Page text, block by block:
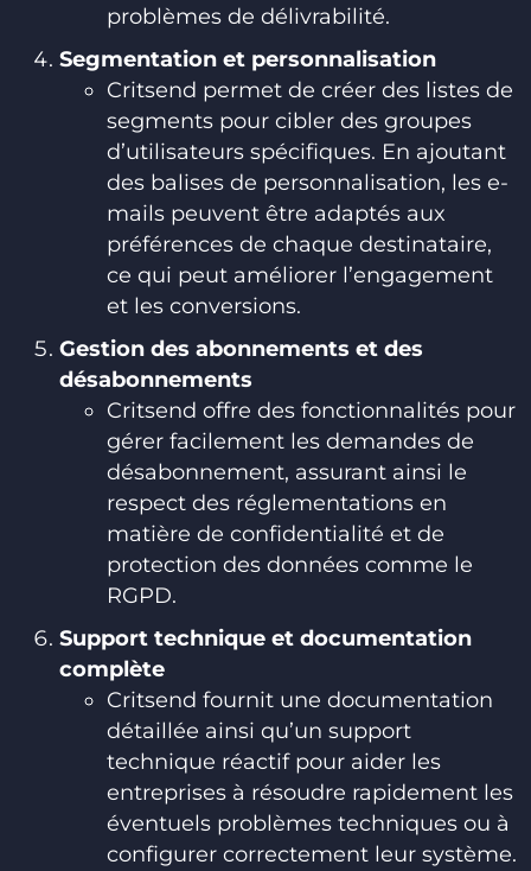
problèmes de délivrabilité.
Segmentation et personnalisation
Critsend permet de créer des listes de
segments pour cibler des groupes
d’utilisateurs spécifiques. En ajoutant
des balises de personnalisation, les e-
mails peuvent être adaptés aux
préférences de chaque destinataire,
ce qui peut améliorer l’engagement
et les conversions.
Gestion des abonnements et des
désabonnements
Critsend offre des fonctionnalités pour
gérer facilement les demandes de
désabonnement, assurant ainsi le
respect des réglementations en
matière de confidentialité et de
protection des données comme le
RGPD.
Support technique et documentation
complète
Critsend fournit une documentation
détaillée ainsi qu’un support
technique réactif pour aider les
entreprises à résoudre rapidement les
éventuels problèmes techniques ou à
configurer correctement leur système.